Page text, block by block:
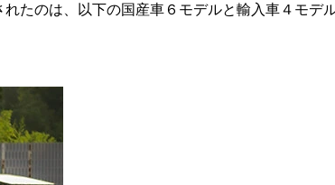
たのは、以下の国産車６モデルと輸入車４モ